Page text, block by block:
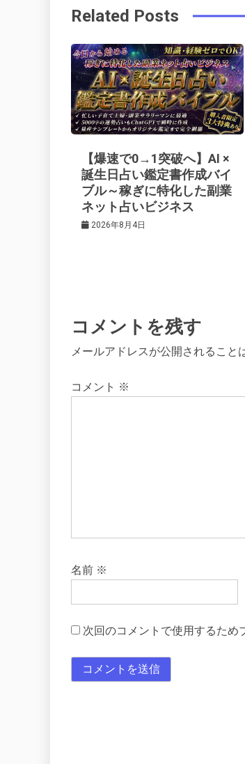
o
k
r
e
t
in
ナ
ビ
ゲ
ー
シ
ョ
Related Posts
【爆速で0→1突破へ】AI ×
誕生日占い鑑定書作成バイ
ブル～稼ぎに特化した副業
ネット占いビジネス
2026年8月4日
コメントを残す
メールアドレスが公開されること
コメント ※
名前 ※
次回のコメントで使用するため